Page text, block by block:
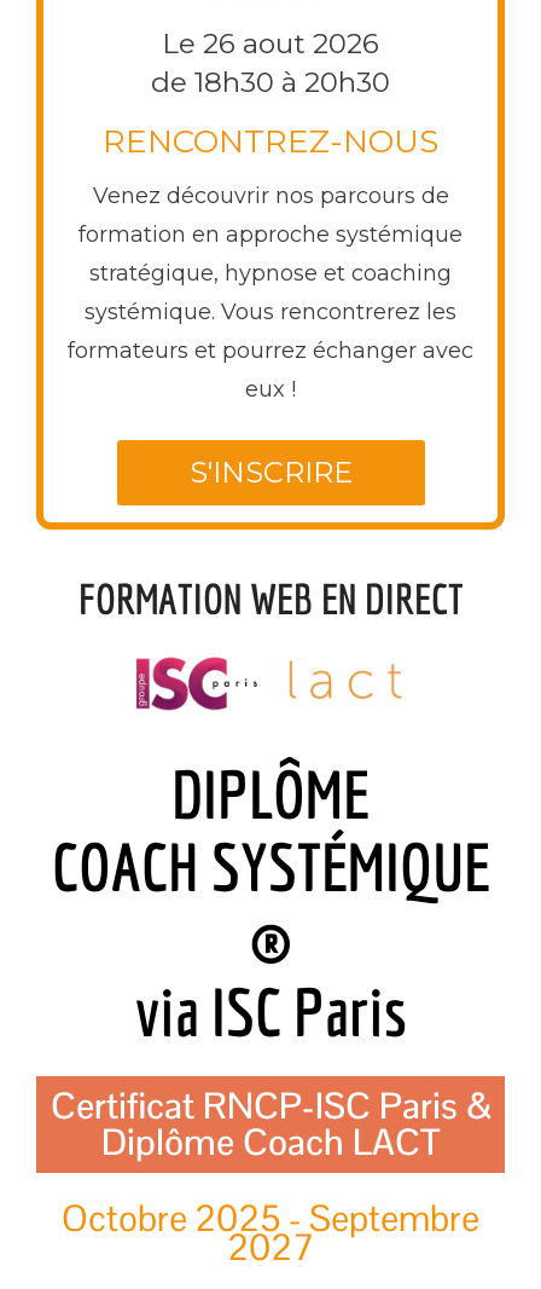
Le 26 aout 2026
de 18h30 à 20h30
RENCONTREZ-NOUS
Venez découvrir nos parcours de
formation en approche systémique
stratégique, hypnose et coaching
systémique. Vous rencontrerez les
formateurs et pourrez échanger avec
eux !
FORMATION WEB EN DIRECT
DIPLÔME
COACH SYSTÉMIQUE
®
via ISC Paris
Certificat RNCP-ISC Paris &
Diplôme Coach LACT
Octobre 2025 - Septembre
2027